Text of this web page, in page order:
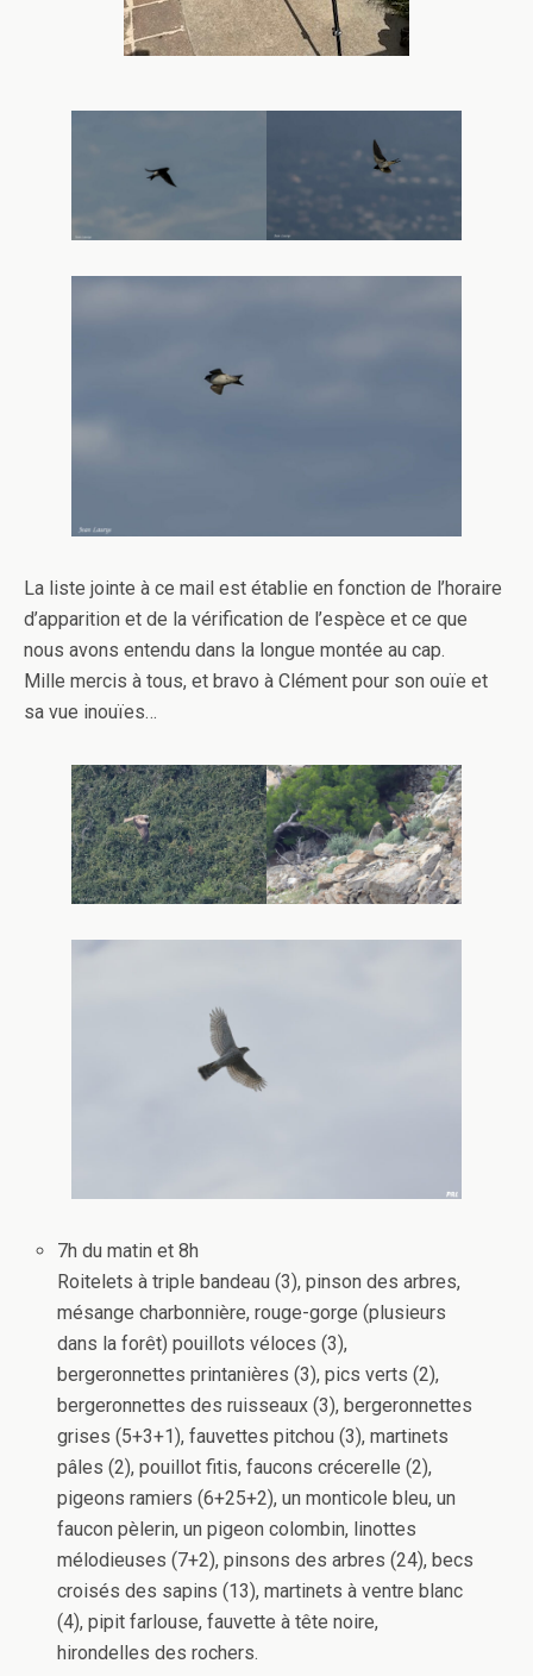
La liste jointe à ce mail est établie en fonction de l’horaire
d’apparition et de la vérification de l’espèce et ce que
nous avons entendu dans la longue montée au cap.
Mille mercis à tous, et bravo à Clément pour son ouïe et
sa vue inouïes…
7h du matin et 8h
Roitelets à triple bandeau (3), pinson des arbres,
mésange charbonnière, rouge-gorge (plusieurs
dans la forêt) pouillots véloces (3),
bergeronnettes printanières (3), pics verts (2),
bergeronnettes des ruisseaux (3), bergeronnettes
grises (5+3+1), fauvettes pitchou (3), martinets
pâles (2), pouillot fitis, faucons crécerelle (2),
pigeons ramiers (6+25+2), un monticole bleu, un
faucon pèlerin, un pigeon colombin, linottes
mélodieuses (7+2), pinsons des arbres (24), becs
croisés des sapins (13), martinets à ventre blanc
(4), pipit farlouse, fauvette à tête noire,
hirondelles des rochers.